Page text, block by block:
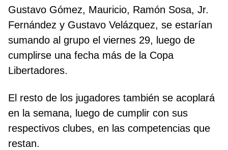
Gustavo Gómez, Mauricio, Ramón Sosa, Jr.
Fernández y Gustavo Velázquez, se estarían
sumando al grupo el viernes 29, luego de
cumplirse una fecha más de la Copa
Libertadores.
El resto de los jugadores también se acoplará
en la semana, luego de cumplir con sus
respectivos clubes, en las competencias que
restan.